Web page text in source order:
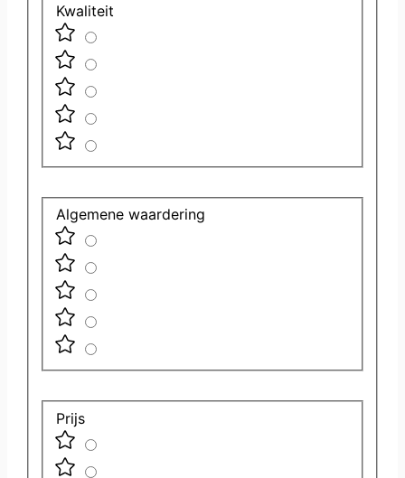
Kwaliteit
Algemene waardering
Prijs